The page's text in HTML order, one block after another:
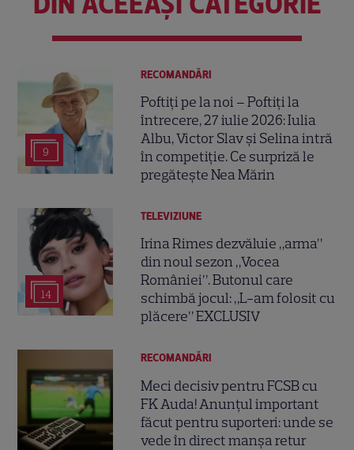
9
RECOMANDĂRI
Poftiți pe la noi – Poftiți la
întrecere, 27 iulie 2026: Iulia
Albu, Victor Slav și Selina intră
în competiție. Ce surpriză le
pregătește Nea Mărin
14
TELEVIZIUNE
Irina Rimes dezvăluie „arma”
din noul sezon „Vocea
României”. Butonul care
schimbă jocul: „L-am folosit cu
plăcere” EXCLUSIV
RECOMANDĂRI
Meci decisiv pentru FCSB cu
FK Auda! Anunțul important
făcut pentru suporteri: unde se
vede în direct manșa retur